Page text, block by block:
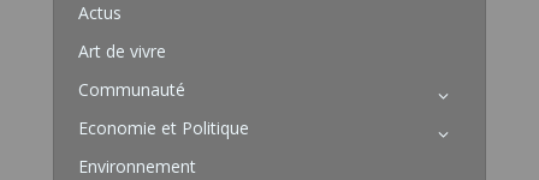
Actus
Art de vivre
Communauté
Economie et Politique
Environnement